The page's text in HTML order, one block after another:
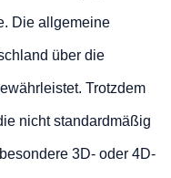
Die allgemeine
über die
Trotzdem
nicht standardmäßig
3D- oder 4D-